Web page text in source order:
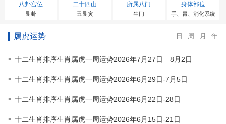
八卦宫位
艮卦
二十四山
丑艮寅
所属八门
生门
身体部位
手、胃、消化系统
属虎运势 日 周 月 年
十二生肖排序生肖属虎一周运势2026年7月27日—8月2日
十二生肖排序生肖属虎一周运势2026年6月29日-7月5日
十二生肖排序生肖属虎一周运势2026年6月22日-28日
十二生肖排序生肖属虎一周运势2026年6月15日-21日